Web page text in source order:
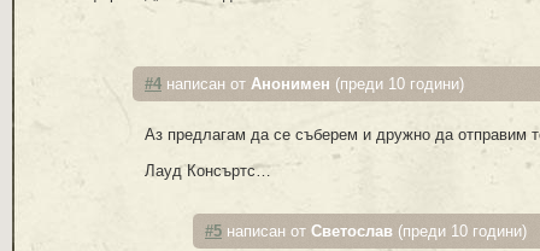
#4 написан от Анонимен (преди 10 години)
Аз предлагам да се съберем и дружно да отправим
Лауд Консъртс…
#5 написан от Светослав (преди 10 години)